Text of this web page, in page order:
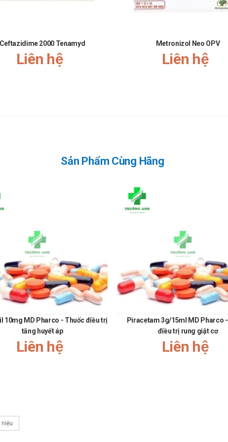
bao nhiêu?
bán sỉ lẻ tại . Các bạn vui lòng liên hệ hotline công ty
ở đâu?
tạiTrường Anh Pharm
khung giờsáng:10h-11h,chiều: 14h30-15h30
090.179.6388để được gặp dược sĩ đại học tư vấn cụ thể và nhanh
Ceftazidime 2000 Tenamyd
Liên hệ
Metronizol Neo OPV
Liên hệ
Sản Phẩm Cùng Hãng
10mg MD Pharco - Thuốc điều trị
tăng huyết áp
Liên hệ
Piracetam 3g/15ml MD Pharco
điều trị rung giật cơ
Liên hệ
niệu